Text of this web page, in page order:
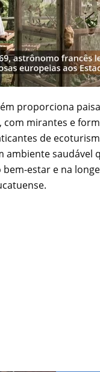
proporciona
com mirantes e
de
ambiente saudável
estar e na